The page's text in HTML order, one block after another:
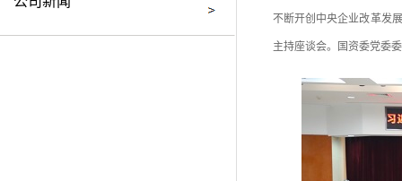
不断开创中央企业改革发
主持座谈会。国资委党委